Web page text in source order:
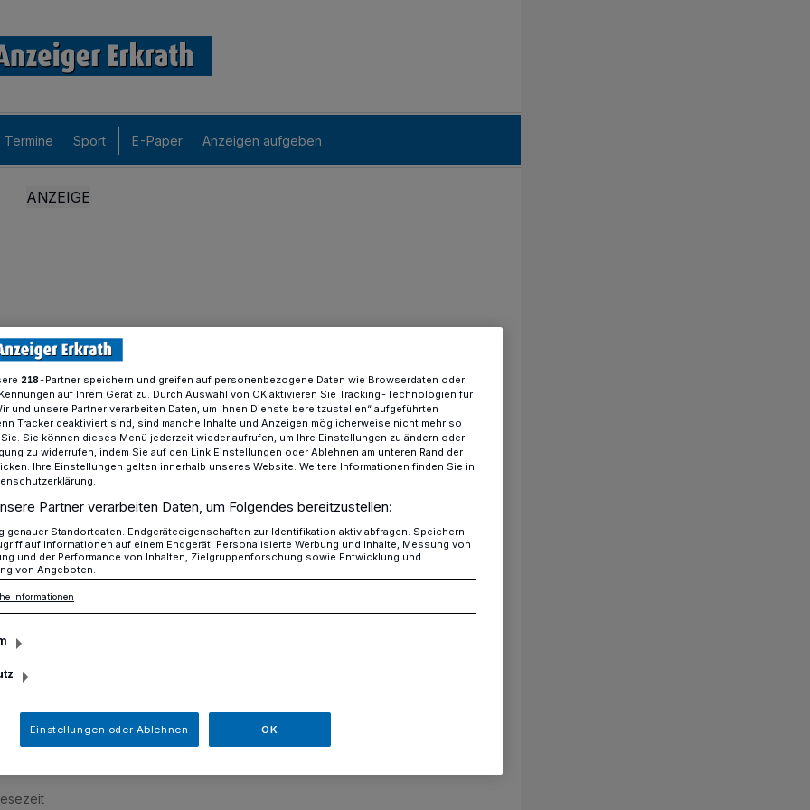
Termine Sport E-Paper Anzeigen aufgeben
Kapelle durch Feuer beschädigt
Feuer beschädigt
23. Juni, hat ein Feuer eine
Die Polizei ermittelt und bittet um
218-Partner speichern und greifen auf personenbezogene Daten wie Browserdaten oder
auf Ihrem Gerät zu. Durch Auswahl von OK aktivieren Sie Tracking-Technologien für
und unsere Partner verarbeiten Daten, um Ihnen Dienste bereitzustellen“ aufgeführten
Tracker deaktiviert sind, sind manche Inhalte und Anzeigen möglicherweise nicht mehr so
Sie können dieses Menü jederzeit wieder aufrufen, um Ihre Einstellungen zu ändern oder
zu widerrufen, indem Sie auf den Link Einstellungen oder Ablehnen am unteren Rand der
Ihre Einstellungen gelten innerhalb unseres Website. Weitere Informationen finden Sie in
Partner verarbeiten Daten, um Folgendes bereitzustellen:
genauer Standortdaten. Endgeräteeigenschaften zur Identifikation aktiv abfragen. Speichern
auf Informationen auf einem Endgerät. Personalisierte Werbung und Inhalte, Messung von
und der Performance von Inhalten, Zielgruppenforschung sowie Entwicklung und
von Angeboten.
Informationen
Einstellungen oder Ablehnen OK